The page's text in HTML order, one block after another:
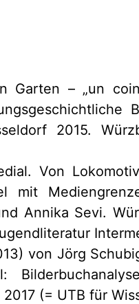
Garten – „un
2015.
Von
mit
Annika Sevi.
von Jörg
(= UTB für